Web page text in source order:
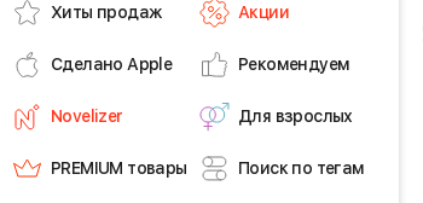
Хиты продаж Акции
Сделано Apple Рекомендуем
Novelizer Для взрослых
PREMIUM товары Поиск по тегам